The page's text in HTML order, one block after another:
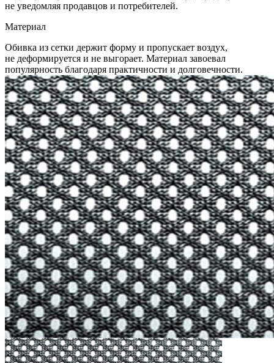
не уведомляя продавцов и потребителей.
Материал
Обивка из сетки держит форму и пропускает воздух,
не деформируется и не выгорает. Материал завоевал
популярность благодаря практичности и долговечности.